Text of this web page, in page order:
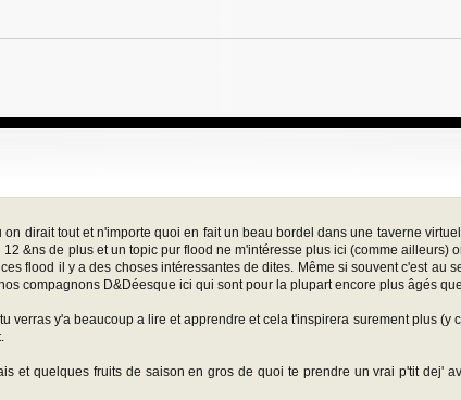
dirait tout et n'importe quoi en fait un beau bordel dans une taverne
&ns de plus et un topic pur flood ne m'intéresse plus ici (comme ailleurs)
flood il y a des choses intéressantes de dites. Même si souvent c'est au
compagnons D&Déesque ici qui sont pour la plupart encore plus âgés
verras y'a beaucoup a lire et apprendre et cela t'inspirera surement plus (y
et quelques fruits de saison en gros de quoi te prendre un vrai p'tit dej'